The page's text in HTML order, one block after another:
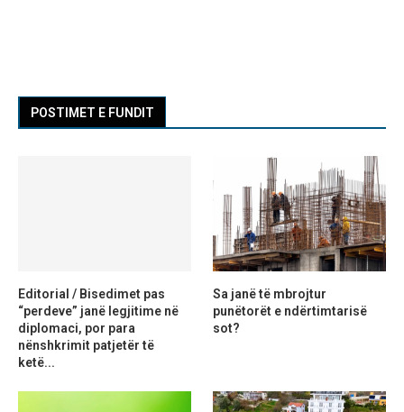
POSTIMET E FUNDIT
Editorial / Bisedimet pas
“perdeve” janë legjitime në
diplomaci, por para
nënshkrimit patjetër të
ketë...
Sa janë të mbrojtur
punëtorët e ndërtimtarisë
sot?